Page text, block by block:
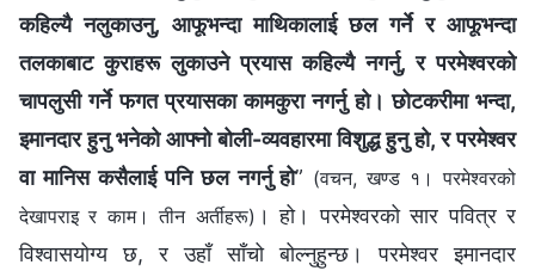
कहिल्यै नलुकाउनु, आफूभन्दा माथिकालाई छल गर्ने र आफूभन्दा
तलकाबाट कुराहरू लुकाउने प्रयास कहिल्यै नगर्नु, र परमेश्‍वरको
चापलुसी गर्ने फगत प्रयासका कामकुरा नगर्नु हो। छोटकरीमा भन्दा,
इमानदार हुनु भनेको आफ्नो बोली-व्यवहारमा विशुद्ध हुनु हो, र परमेश्‍वर
वा मानिस कसैलाई पनि छल नगर्नु हो” (वचन, खण्ड १। परमेश्‍वरको
देखापराइ र काम। तीन अर्तीहरू) । हो। परमेश्‍वरको सार पवित्र र
विश्वासयोग्य छ, र उहाँ साँचो बोल्नुहुन्छ। परमेश्‍वर इमानदार